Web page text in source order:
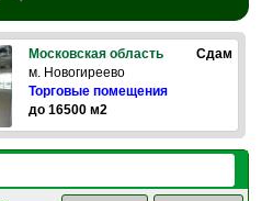
Московская область
Сдам
м. Новогиреево
Торговые помещения
до 16500 м2